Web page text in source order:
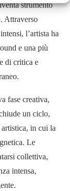
strumento
Attraverso
l’artista ha
e una più
di critica e
fase creativa,
un ciclo,
in cui la
Le
collettiva,
intensa,